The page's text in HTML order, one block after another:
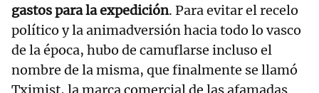
gastos para la expedición. Para evitar el recelo
político y la animadversión hacia todo lo vasco
de la época, hubo de camuflarse incluso el
nombre de la misma, que finalmente se llamó